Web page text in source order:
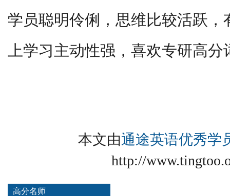
学员聪明伶俐，思维比较活跃
上学习主动性强，喜欢专研高
本文由通途英语优秀学
http://
高分名师